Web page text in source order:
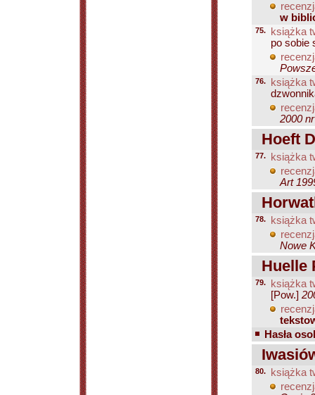
w
75.
książka
po sobie
76.
książka
2000
Hoeft
77.
książka
Art
78.
książka
Nowe
Huelle
79.
książka
[Pow.]
Hasła
80.
książka